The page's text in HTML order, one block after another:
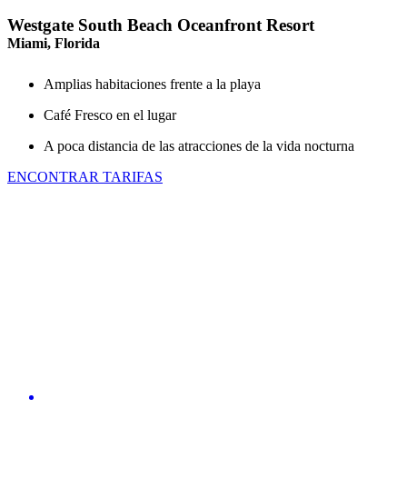
Westgate South Beach Oceanfront Resort
Miami, Florida
Amplias habitaciones frente a la playa
Café Fresco en el lugar
A poca distancia de las atracciones de la vida nocturna
ENCONTRAR TARIFAS